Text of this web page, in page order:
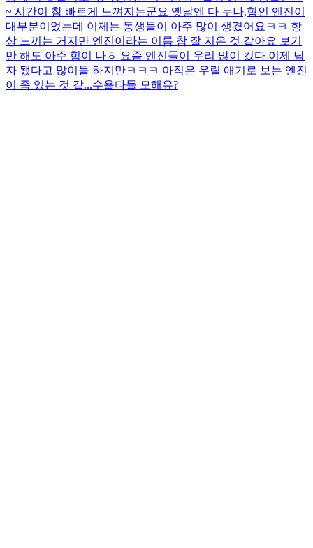
~ 시간이 참 빠르게 느껴지는군요 옛날엔 다 누나,형인 엔진이
대부분이었는데 이제는 동생들이 아주 많이 생겼어요ㅋㅋ 항
상 느끼는 거지만 엔진이라는 이름 참 잘 지은 것 같아요 보기
만 해도 아주 힘이 나ㅎ 요즘 엔진들이 우리 많이 컸다 이제 남
자 됐다고 많이들 하지만ㅋㅋㅋ 아직은 우릴 애기로 보는 엔진
이 좀 있는 것 같...수욜다들 모해유?